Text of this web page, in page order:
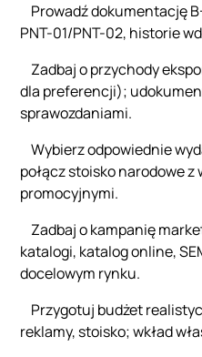
Prowadź dokumentację
PNT-01/PNT-02, historie
Zadbaj o przychody
dla preferencji);
sprawozdaniami.
Wybierz odpowiednie
połącz stoisko narodowe z
promocyjnymi.
Zadbaj o kampanię
katalogi, katalog online,
docelowym rynku.
Przygotuj budżet
reklamy, stoisko; wkład